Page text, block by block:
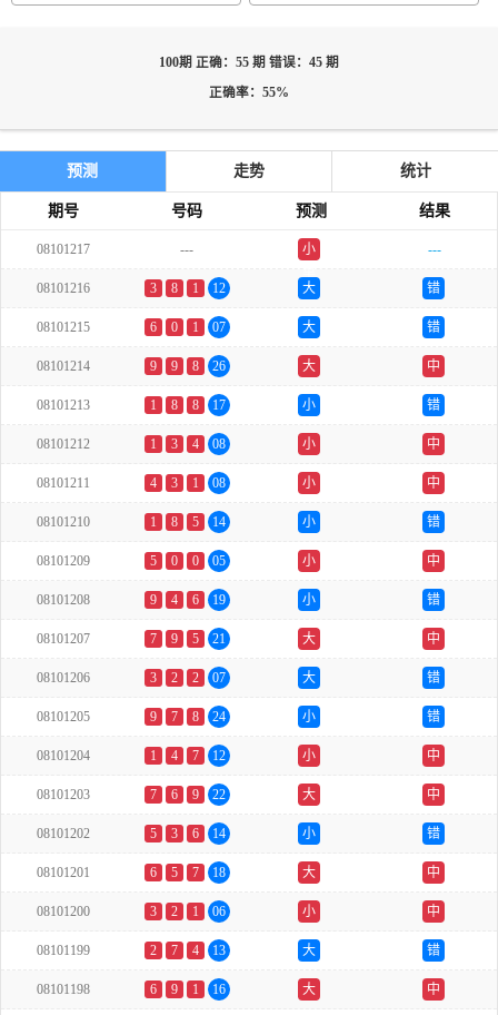
100期 正确：55 期 错误：45 期
正确率：55%
预测 走势 统计
期号 号码 预测 结果
08101217 ---
小
---
08101216 3 8 1 12 大 错
08101215 6 0 1 07 大 错
08101214 9 9 8 26 大 中
08101213 1 8 8 17 小 错
08101212 1 3 4 08 小 中
08101211 4 3 1 08 小 中
08101210 1 8 5 14 小 错
08101209 5 0 0 05 小 中
08101208 9 4 6 19 小 错
08101207 7 9 5 21 大 中
08101206 3 2 2 07 大 错
08101205 9 7 8 24 小 错
08101204 1 4 7 12 小 中
08101203 7 6 9 22 大 中
08101202 5 3 6 14 小 错
08101201 6 5 7 18 大 中
08101200 3 2 1 06 小 中
08101199 2 7 4 13 大 错
08101198 6 9 1 16 大 中